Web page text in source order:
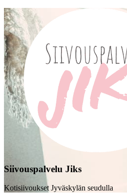
Siivous­palvelu Jiks
Kotisiivoukset Jyväskylän seudulla